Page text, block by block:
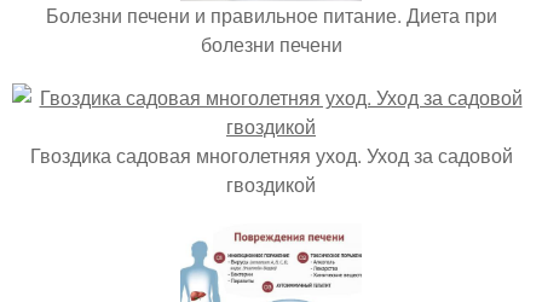
Болезни печени и правильное питание. Диета при
болезни печени
Гвоздика садовая многолетняя уход. Уход за садовой
гвоздикой